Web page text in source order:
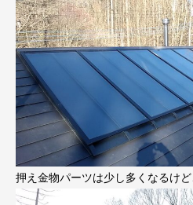
押え金物パーツは少し多くなるけ